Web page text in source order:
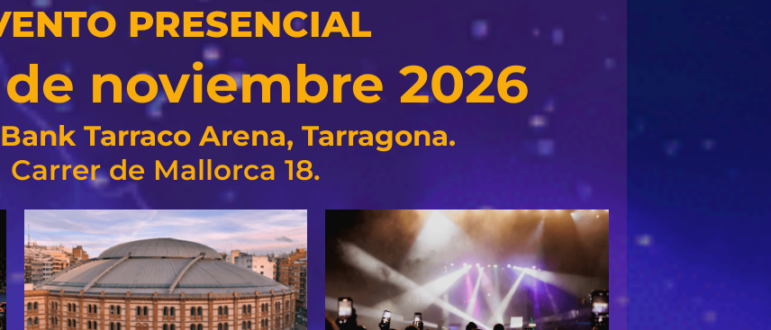
PRESENCIAL
noviembre 2026
Tarraco Arena, Tarragona.
Carrer de Mallorca 18.